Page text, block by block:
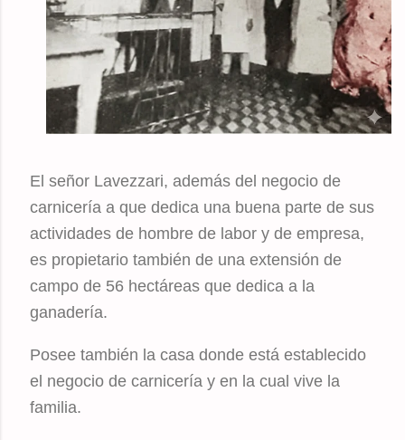
El señor Lavezzari, además del negocio de
carnicería a que dedica una buena parte de sus
actividades de hombre de labor y de empresa,
es propietario también de una extensión de
campo de 56 hectáreas que dedica a la
ganadería.
Posee también la casa donde está establecido
el negocio de carnicería y en la cual vive la
familia.